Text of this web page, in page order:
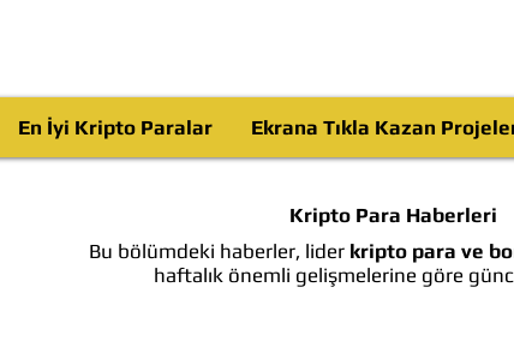
En İyi Kripto Paralar Ekrana Tıkla Kazan
Kripto Para Haberleri
Bu bölümdeki haberler, lider kripto para ve
haftalık önemli gelişmelerine göre